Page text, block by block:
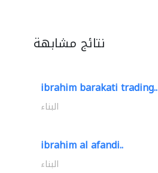
نتائج مشابهة
ibrahim barakati trading..
البناء
ibrahim al afandi..
البناء